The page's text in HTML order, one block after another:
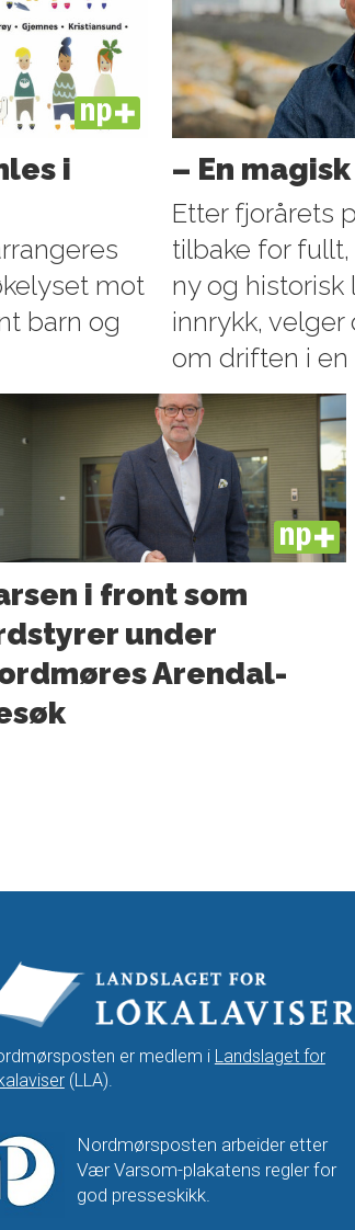
PLUS
i
mot
barn og
– En
Etter fjorårets
tilbake for
ny og historisk
innrykk,
om driften i en
PLUS
i front som
under
Arendal-
er medlem i Landslaget for
(LLA).
Nordmørsposten arbeider etter
Vær Varsom-plakatens regler for
god presseskikk.